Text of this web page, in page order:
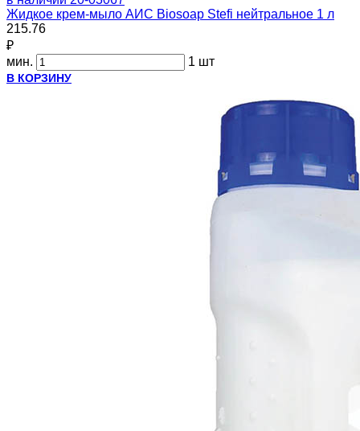
Жидкое крем-мыло АИС Biosoap Stefi нейтральное 1 л
215.76
₽
мин.
1 шт
В КОРЗИНУ